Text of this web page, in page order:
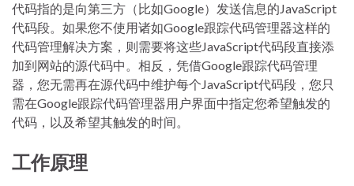
代码指的是向第三方（比如Google）发送信息的JavaScript
代码段。如果您不使用诸如Google跟踪代码管理器这样的
代码管理解决方案，则需要将这些JavaScript代码段直接添
加到网站的源代码中。相反，凭借Google跟踪代码管理
器，您无需再在源代码中维护每个JavaScript代码段，您只
需在Google跟踪代码管理器用户界面中指定您希望触发的
代码，以及希望其触发的时间。
工作原理